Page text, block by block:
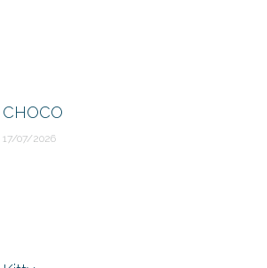
CHOCO
17/07/2026